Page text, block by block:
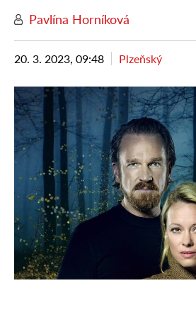
Pavlína Horníková
20. 3. 2023, 09:48 Plzeňský